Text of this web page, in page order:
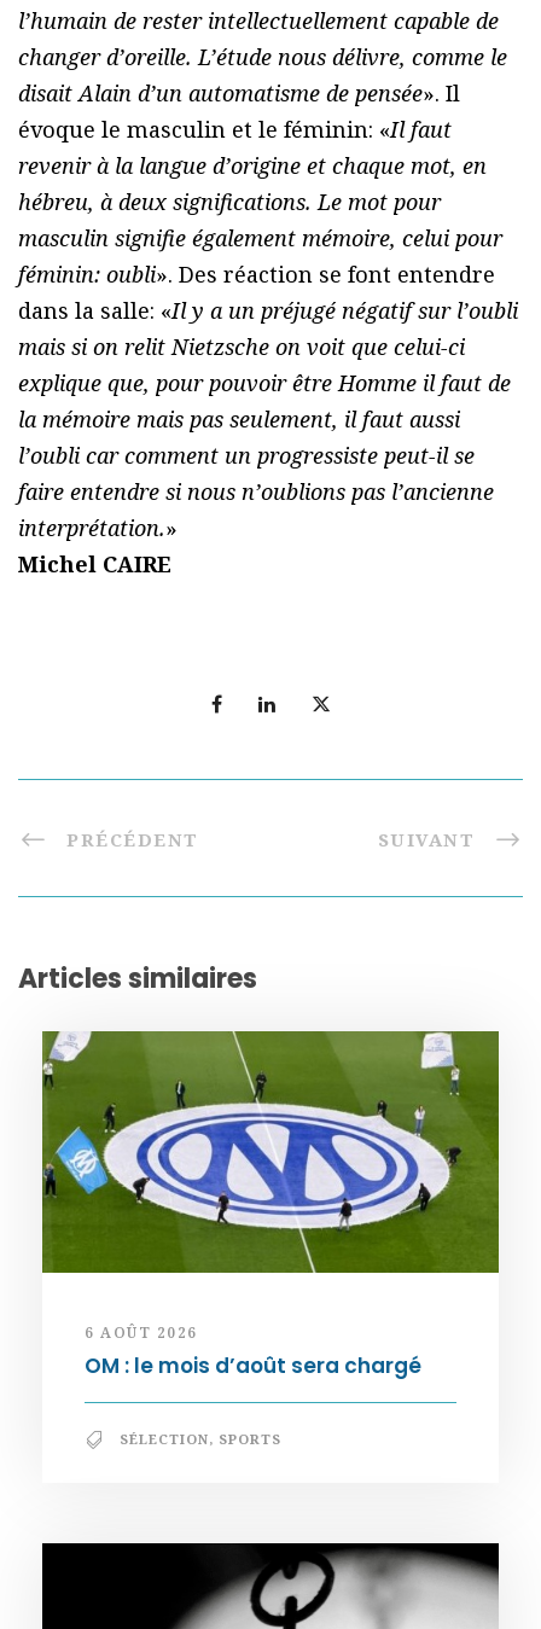
l’humain de rester intellectuellement capable de
changer d’oreille. L’étude nous délivre, comme le
disait Alain d’un automatisme de pensée». Il
évoque le masculin et le féminin: «Il faut
revenir à la langue d’origine et chaque mot, en
hébreu, à deux significations. Le mot pour
masculin signifie également mémoire, celui pour
féminin: oubli». Des réaction se font entendre
dans la salle: «Il y a un préjugé négatif sur l’oubli
mais si on relit Nietzsche on voit que celui-ci
explique que, pour pouvoir être Homme il faut de
la mémoire mais pas seulement, il faut aussi
l’oubli car comment un progressiste peut-il se
faire entendre si nous n’oublions pas l’ancienne
interprétation.»
Michel CAIRE
PRÉCÉDENT SUIVANT
Articles similaires
6 AOÛT 2026
OM : le mois d’août sera chargé
SÉLECTION, SPORTS